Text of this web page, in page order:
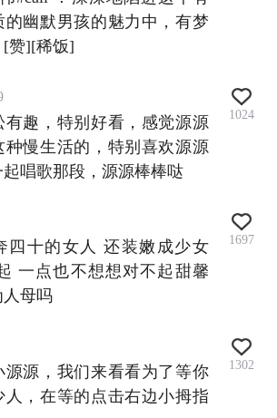
的幽默男孩的魅力中，有梦
[赞][稀饭]
有趣，特别好看，感觉源源
种慢生活的，特别喜欢源源
唱歌那段，源源棒棒哒
1024
四十的女人 还装嫩成少女
一点也不想想对不起甜馨
母吗
1697
源源，我们来看看为了等你
人，在等的点击右边小拇指
1302